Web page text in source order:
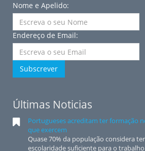
Nome e Apelido:
Endereço de Email:
Subscrever
Últimas Noticias
Portugueses acreditam ter formação
que exercem
Quase 70% da população considera
escolaridade suficiente para o